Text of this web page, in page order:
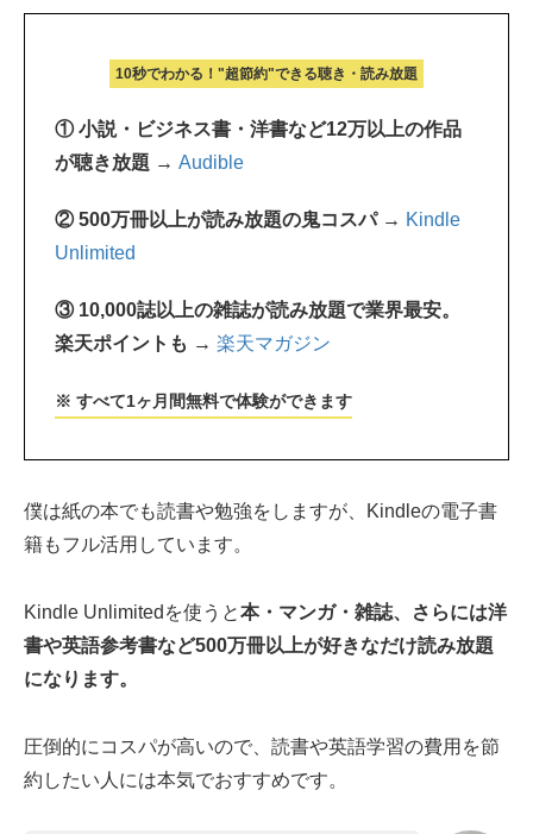
10秒でわかる！"超節約"できる聴き・読み放題
① 小説・ビジネス書・洋書など12万以上の作品
が聴き放題 → Audible
② 500万冊以上が読み放題の鬼コスパ → Kindle
Unlimited
③ 10,000誌以上の雑誌が読み放題で業界最安。
楽天ポイントも → 楽天マガジン
※ すべて1ヶ月間無料で体験ができます
僕は紙の本でも読書や勉強をしますが、Kindleの電子書
籍もフル活用しています。
Kindle Unlimitedを使うと本・マンガ・雑誌、さらには洋
書や英語参考書など500万冊以上が好きなだけ読み放題
になります。
圧倒的にコスパが高いので、読書や英語学習の費用を節
約したい人には本気でおすすめです。